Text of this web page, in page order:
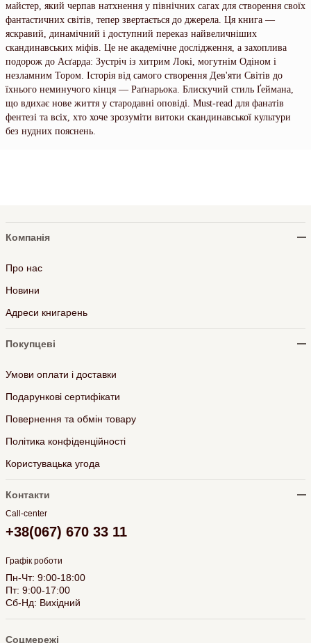
майстер, який черпав натхнення у північних сагах для створення своїх
фантастичних світів, тепер звертається до джерела. Ця книга —
яскравий, динамічний і доступний переказ найвеличніших
скандинавських міфів. Це не академічне дослідження, а захоплива
подорож до Асґарда: Зустріч із хитрим Локі, могутнім Одіном і
незламним Тором. Історія від самого створення Дев'яти Світів до
їхнього неминучого кінця — Раґнарьока. Блискучий стиль Ґеймана,
що вдихає нове життя у стародавні оповіді. Must-read для фанатів
фентезі та всіх, хто хоче зрозуміти витоки скандинавської культури
без нудних пояснень.
Компанія
Про нас
Новини
Адреси книгарень
Покупцеві
Умови оплати і доставки
Подарункові сертифікати
Повернення та обмін товару
Політика конфіденційності
Користувацька угода
Контакти
Call-center
+38(067) 670 33 11
Графік роботи
Пн-Чт: 9:00-18:00
Пт: 9:00-17:00
Сб-Нд: Вихідний
Соцмережі